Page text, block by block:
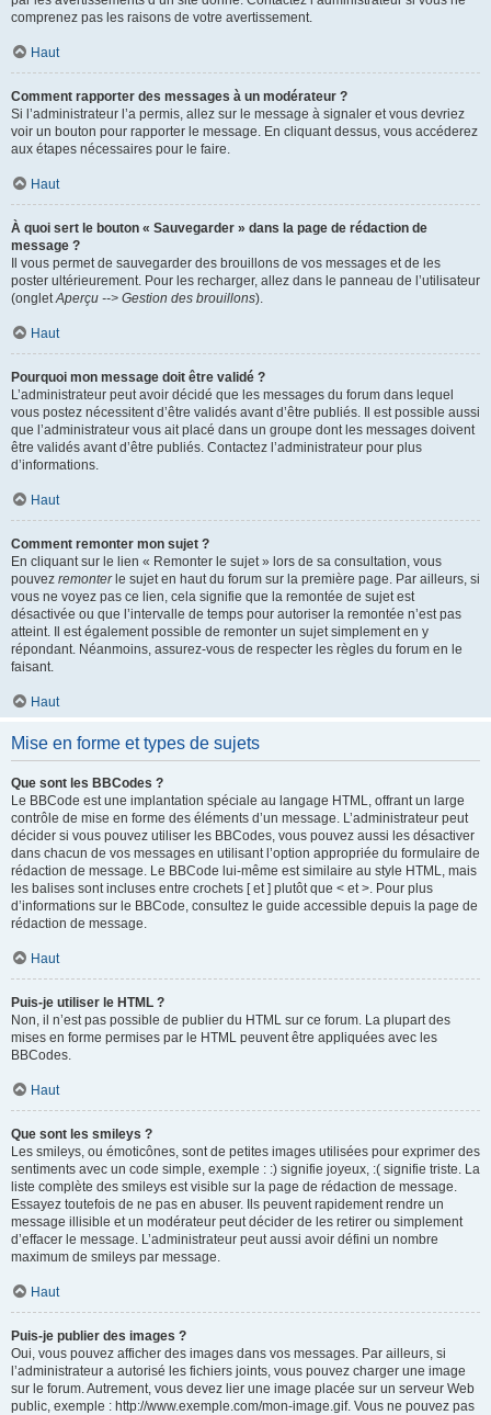
comprenez pas les raisons de votre avertissement.
Haut
Comment rapporter des messages à un modérateur ?
Si l’administrateur l’a permis, allez sur le message à signaler et vous devriez
voir un bouton pour rapporter le message. En cliquant dessus, vous accéderez
aux étapes nécessaires pour le faire.
Haut
À quoi sert le bouton « Sauvegarder » dans la page de rédaction de
message ?
Il vous permet de sauvegarder des brouillons de vos messages et de les
poster ultérieurement. Pour les recharger, allez dans le panneau de l’utilisateur
(ongletAperçu --> Gestion des brouillons).
Haut
Pourquoi mon message doit être validé ?
L’administrateur peut avoir décidé que les messages du forum dans lequel
vous postez nécessitent d’être validés avant d’être publiés. Il est possible aussi
que l’administrateur vous ait placé dans un groupe dont les messages doivent
être validés avant d’être publiés. Contactez l’administrateur pour plus
d’informations.
Haut
Comment remonter mon sujet ?
En cliquant sur le lien « Remonter le sujet » lors de sa consultation, vous
pouvez remonterle sujet en haut du forum sur la première page. Par ailleurs, si
vous ne voyez pas ce lien, cela signifie que la remontée de sujet est
désactivée ou que l’intervalle de temps pour autoriser la remontée n’est pas
atteint. Il est également possible de remonter un sujet simplement en y
répondant. Néanmoins, assurez-vous de respecter les règles du forum en le
faisant.
Haut
Mise en forme et types de sujets
Que sont les BBCodes ?
Le BBCode est une implantation spéciale au langage HTML, offrant un large
contrôle de mise en forme des éléments d’un message. L’administrateur peut
décider si vous pouvez utiliser les BBCodes, vous pouvez aussi les désactiver
dans chacun de vos messages en utilisant l’option appropriée du formulaire de
rédaction de message. Le BBCode lui-même est similaire au style HTML, mais
les balises sont incluses entre crochets [ et ] plutôt que < et >. Pour plus
d’informations sur le BBCode, consultez le guide accessible depuis la page de
rédaction de message.
Haut
Puis-je utiliser le HTML ?
Non, il n’est pas possible de publier du HTML sur ce forum. La plupart des
mises en forme permises par le HTML peuvent être appliquées avec les
BBCodes.
Haut
Que sont les smileys ?
Les smileys, ou émoticônes, sont de petites images utilisées pour exprimer des
sentiments avec un code simple, exemple : :) signifie joyeux, :( signifie triste. La
liste complète des smileys est visible sur la page de rédaction de message.
Essayez toutefois de ne pas en abuser. Ils peuvent rapidement rendre un
message illisible et un modérateur peut décider de les retirer ou simplement
d’effacer le message. L’administrateur peut aussi avoir défini un nombre
maximum de smileys par message.
Haut
Puis-je publier des images ?
Oui, vous pouvez afficher des images dans vos messages. Par ailleurs, si
l’administrateur a autorisé les fichiers joints, vous pouvez charger une image
sur le forum. Autrement, vous devez lier une image placée sur un serveur Web
public, exemple : http://www.exemple.com/mon-image.gif. Vous ne pouvez pas